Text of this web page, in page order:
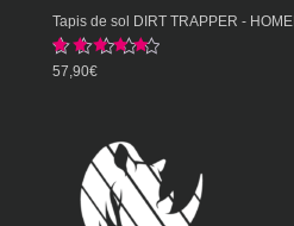
à
Tapis de sol DIRT TRAPPER -
Note
sur 5
57,90€